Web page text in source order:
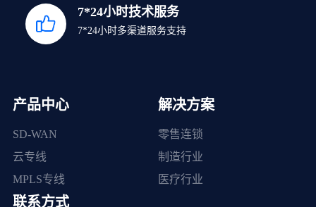
7*24小时技术服务
7*24小时多渠道服务支持
产品中心
SD-WAN
云专线
MPLS专线
解决方案
零售连锁
制造行业
医疗行业
联系方式